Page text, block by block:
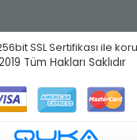
SSL Sertifikası ile
Tüm Hakları Saklıdır